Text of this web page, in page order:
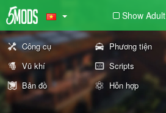
Show Adult
Công cụ Phương tiện
Vũ khí
Scripts
Bản đồ
Hỗn hợp